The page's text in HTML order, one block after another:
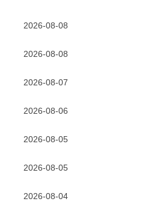
2026-08-08
2026-08-08
2026-08-07
2026-08-06
2026-08-05
2026-08-05
2026-08-04